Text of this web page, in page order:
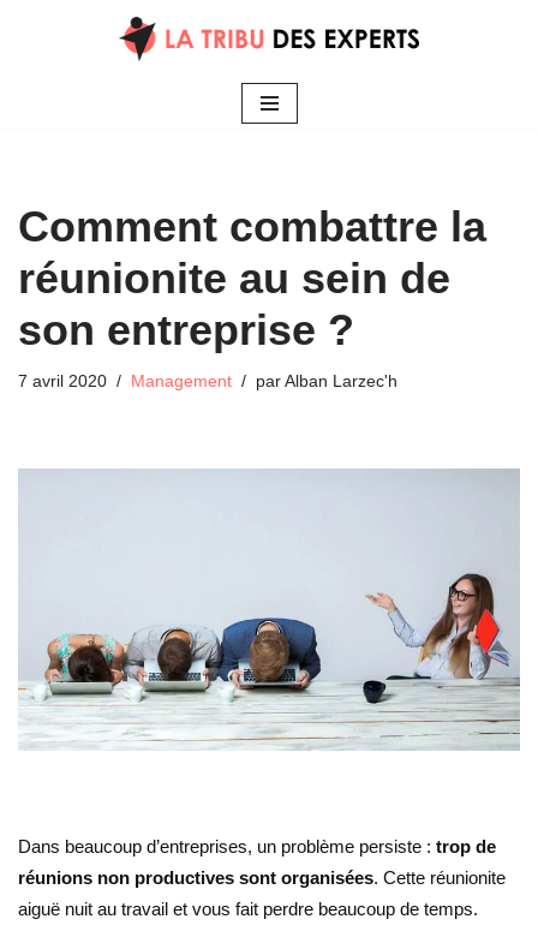
Comment combattre la
réunionite au sein de
son entreprise ?
7 avril 2020 Management par Alban Larzec'h
Dans beaucoup d’entreprises, un problème persiste : trop de
réunions non productives sont organisées. Cette réunionite
aiguë nuit au travail et vous fait perdre beaucoup de temps.